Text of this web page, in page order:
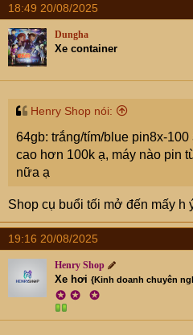
#HenryShop #dienthoai
#thumuadienthoai #xiaomi
18:49 20/08/2025
Dungha
Xe container
Henry Shop nói:
64gb: trắng/tím/blue pin8x-
cao hơn 100k ạ, máy nào pin
nữa ạ
Shop cụ buổi tối mở đến mấy h
19:16 20/08/2025
Henry Shop
Xe hơi {Kinh doanh chuyên
✪ ✪ ✪